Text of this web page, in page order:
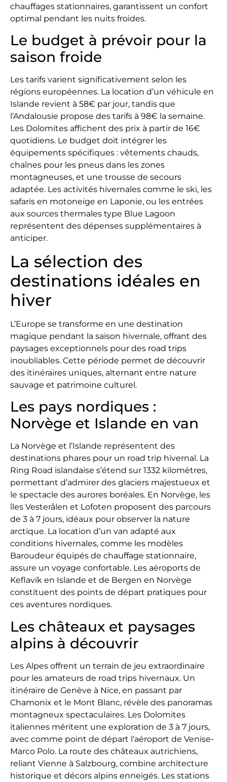
chauffages stationnaires, garantissent un confort
optimal pendant les nuits froides.
Le budget à prévoir pour la
saison froide
Les tarifs varient significativement selon les
régions européennes. La location d’un véhicule en
Islande revient à 58€ par jour, tandis que
l’Andalousie propose des tarifs à 98€ la semaine.
Les Dolomites affichent des prix à partir de 16€
quotidiens. Le budget doit intégrer les
équipements spécifiques : vêtements chauds,
chaînes pour les pneus dans les zones
montagneuses, et une trousse de secours
adaptée. Les activités hivernales comme le ski, les
safaris en motoneige en Laponie, ou les entrées
aux sources thermales type Blue Lagoon
représentent des dépenses supplémentaires à
anticiper.
La sélection des
destinations idéales en
hiver
L’Europe se transforme en une destination
magique pendant la saison hivernale, offrant des
paysages exceptionnels pour des road trips
inoubliables. Cette période permet de découvrir
des itinéraires uniques, alternant entre nature
sauvage et patrimoine culturel.
Les pays nordiques :
Norvège et Islande en van
La Norvège et l’Islande représentent des
destinations phares pour un road trip hivernal. La
Ring Road islandaise s’étend sur 1332 kilomètres,
permettant d’admirer des glaciers majestueux et
le spectacle des aurores boréales. En Norvège, les
îles Vesterålen et Lofoten proposent des parcours
de 3 à 7 jours, idéaux pour observer la nature
arctique. La location d’un van adapté aux
conditions hivernales, comme les modèles
Baroudeur équipés de chauffage stationnaire,
assure un voyage confortable. Les aéroports de
Keflavík en Islande et de Bergen en Norvège
constituent des points de départ pratiques pour
ces aventures nordiques.
Les châteaux et paysages
alpins à découvrir
Les Alpes offrent un terrain de jeu extraordinaire
pour les amateurs de road trips hivernaux. Un
itinéraire de Genève à Nice, en passant par
Chamonix et le Mont Blanc, révèle des panoramas
montagneux spectaculaires. Les Dolomites
italiennes méritent une exploration de 3 à 7 jours,
avec comme point de départ l’aéroport de Venise-
Marco Polo. La route des châteaux autrichiens,
reliant Vienne à Salzbourg, combine architecture
historique et décors alpins enneigés. Les stations